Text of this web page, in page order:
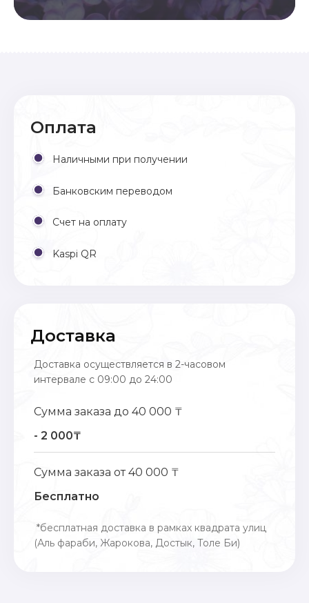
Оплата
Наличными при получении
Банковским переводом
Счет на оплату
Kaspi QR
Доставка
Доставка осуществляется в 2-часовом
интервале с 09:00 до 24:00
Сумма заказа до 40 000 ₸
- 2 000₸
Сумма заказа от 40 000 ₸
Бесплатно
*бесплатная доставка в рамках квадрата улиц
(Аль фараби, Жарокова, Достык, Толе Би)